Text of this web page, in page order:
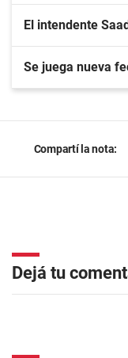
El intendente
Se juega nueva
Compartí la nota:
Dejá tu